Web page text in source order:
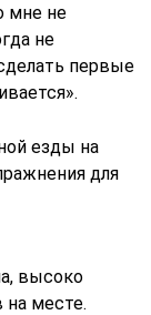
мне не
не
первые
езды на
для
высоко
на месте.